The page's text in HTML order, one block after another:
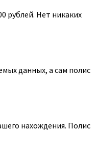
рублей. Нет никаких
данных, а сам полис
нахождения. Полис